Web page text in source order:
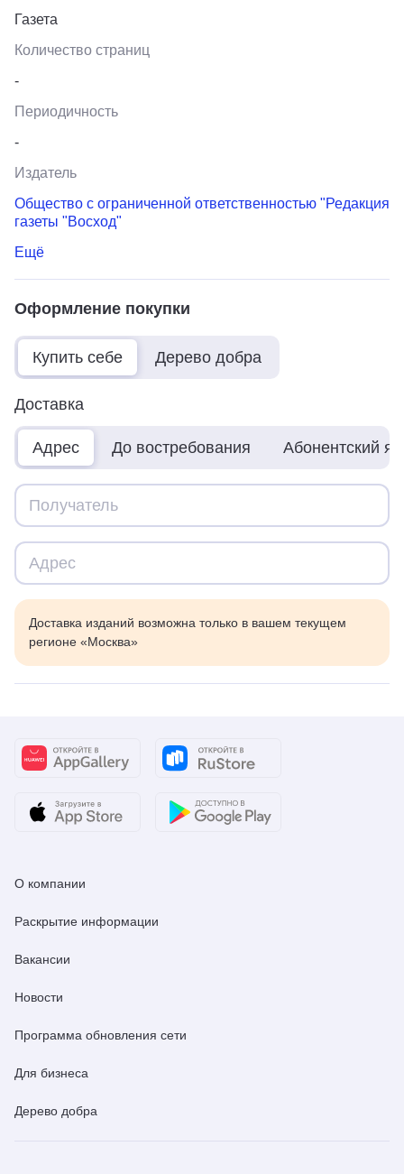
Газета
Количество страниц
-
Периодичность
-
Издатель
Общество с ограниченной ответственностью "Редакция
газеты "Восход"
Ещё
Оформление покупки
Купить себе Дерево добра
Доставка
Адрес До востребования Абонентский
Доставка изданий возможна только в вашем текущем
регионе «Москва»
О компании
Раскрытие информации
Вакансии
Новости
Программа обновления сети
Для бизнеса
Дерево добра